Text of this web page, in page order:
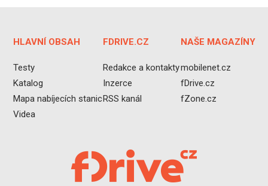
HLAVNÍ OBSAH
Testy
Katalog
Mapa nabíjecích stanic
Videa
FDRIVE.CZ
Redakce a kontakty
Inzerce
RSS kanál
NAŠE MAGAZÍNY
mobilenet.cz
fDrive.cz
fZone.cz